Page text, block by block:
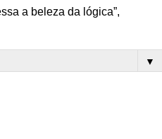
a beleza da lógica”,
▼